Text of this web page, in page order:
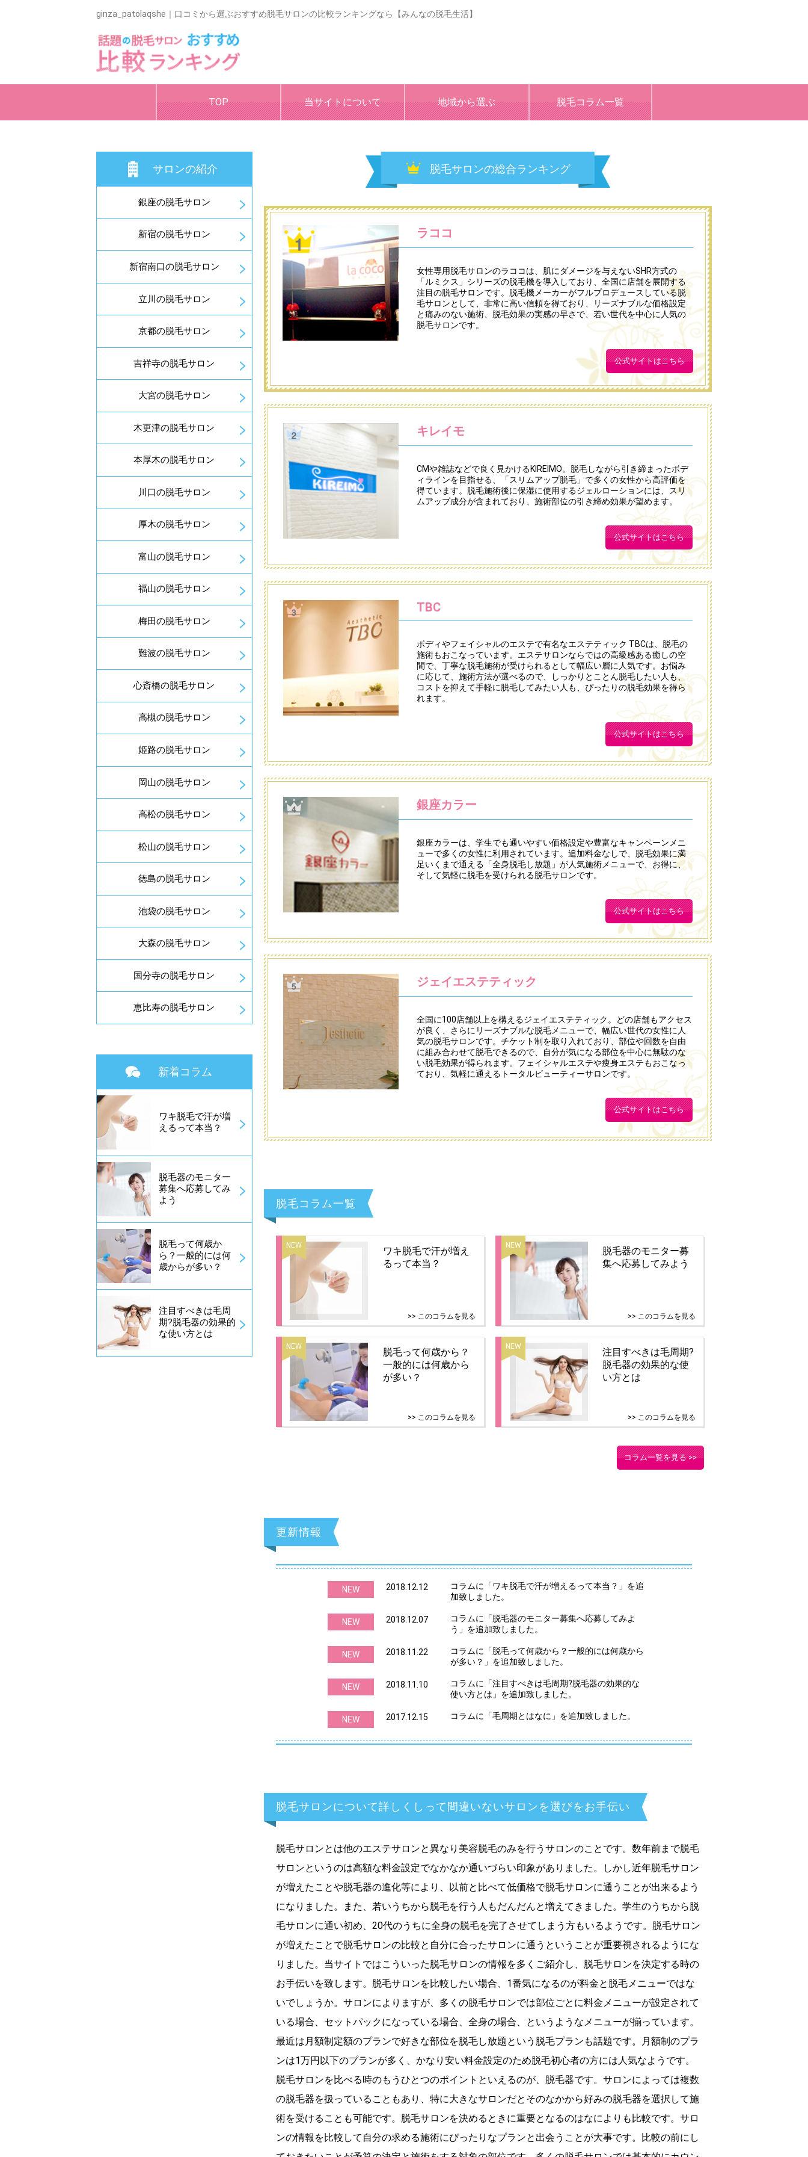
ginza_patolaqshe｜口コミから選ぶおすすめ脱毛サロンの比較ランキングなら【みんなの脱毛生活】
TOP 当サイトについて 地域から選ぶ 脱毛コラム一覧
脱毛サロンの総合ランキング
ラココ
女性専用脱毛サロンのラココは、肌にダメージを与えないSHR方式の
「ルミクス」シリーズの脱毛機を導入しており、全国に店舗を展開する
注目の脱毛サロンです。脱毛機メーカーがフルプロデュースしている脱
毛サロンとして、非常に高い信頼を得ており、リーズナブルな価格設定
と痛みのない施術、脱毛効果の実感の早さで、若い世代を中心に人気の
脱毛サロンです。
公式サイトはこちら
キレイモ
CMや雑誌などで良く見かけるKIREIMO。脱毛しながら引き締まったボデ
ィラインを目指せる、「スリムアップ脱毛」で多くの女性から高評価を
得ています。脱毛施術後に保湿に使用するジェルローションには、スリ
ムアップ成分が含まれており、施術部位の引き締め効果が望めます。
公式サイトはこちら
TBC
ボディやフェイシャルのエステで有名なエステティック TBCは、脱毛の
施術もおこなっています。エステサロンならではの高級感ある癒しの空
間で、丁寧な脱毛施術が受けられるとして幅広い層に人気です。お悩み
に応じて、施術方法が選べるので、しっかりとことん脱毛したい人も、
コストを抑えて手軽に脱毛してみたい人も、ぴったりの脱毛効果を得ら
れます。
公式サイトはこちら
銀座カラー
銀座カラーは、学生でも通いやすい価格設定や豊富なキャンペーンメニ
ューで多くの女性に利用されています。追加料金なしで、脱毛効果に満
足いくまで通える「全身脱毛し放題」が人気施術メニューで、お得に、
そして気軽に脱毛を受けられる脱毛サロンです。
公式サイトはこちら
ジェイエステティック
全国に100店舗以上を構えるジェイエステティック。どの店舗もアクセス
が良く、さらにリーズナブルな脱毛メニューで、幅広い世代の女性に人
気の脱毛サロンです。チケット制を取り入れており、部位や回数を自由
に組み合わせて脱毛できるので、自分が気になる部位を中心に無駄のな
い脱毛効果が得られます。フェイシャルエステや痩身エステもおこなっ
ており、気軽に通えるトータルビューティーサロンです。
公式サイトはこちら
脱毛コラム一覧
ワキ脱毛で汗が増え
るって本当？
>> このコラムを見る
脱毛器のモニター募
集へ応募してみよう
>> このコラムを見る
脱毛って何歳から？
一般的には何歳から
が多い？
>> このコラムを見る
注目すべきは毛周期?
脱毛器の効果的な使
い方とは
>> このコラムを見る
コラム一覧を見る >>
更新情報
NEW 2018.12.12
コラムに「ワキ脱毛で汗が増えるって本当？」を追
加致しました。
NEW 2018.12.07
コラムに「脱毛器のモニター募集へ応募してみよ
う」を追加致しました。
NEW 2018.11.22
コラムに「脱毛って何歳から？一般的には何歳から
が多い？」を追加致しました。
NEW 2018.11.10
コラムに「注目すべきは毛周期?脱毛器の効果的な
使い方とは」を追加致しました。
NEW 2017.12.15 コラムに「毛周期とはなに」を追加致しました。
脱毛サロンについて詳しくしって間違いないサロンを選びをお手伝い
脱毛サロンとは他のエステサロンと異なり美容脱毛のみを行うサロンのことです。数年前まで脱毛
サロンというのは高額な料金設定でなかなか通いづらい印象がありました。しかし近年脱毛サロン
が増えたことや脱毛器の進化等により、以前と比べて低価格で脱毛サロンに通うことが出来るよう
になりました。また、若いうちから脱毛を行う人もだんだんと増えてきました。学生のうちから脱
毛サロンに通い初め、20代のうちに全身の脱毛を完了させてしまう方もいるようです。脱毛サロン
が増えたことで脱毛サロンの比較と自分に合ったサロンに通うということが重要視されるようにな
りました。当サイトではこういった脱毛サロンの情報を多くご紹介し、脱毛サロンを決定する時の
お手伝いを致します。脱毛サロンを比較したい場合、1番気になるのが料金と脱毛メニューではな
いでしょうか。サロンによりますが、多くの脱毛サロンでは部位ごとに料金メニューが設定されて
いる場合、セットパックになっている場合、全身の場合、というようなメニューが揃っています。
最近は月額制定額のプランで好きな部位を脱毛し放題という脱毛プランも話題です。月額制のプラ
ンは1万円以下のプランが多く、かなり安い料金設定のため脱毛初心者の方には人気なようです。
脱毛サロンを比べる時のもうひとつのポイントといえるのが、脱毛器です。サロンによっては複数
の脱毛器を扱っていることもあり、特に大きなサロンだとそのなかから好みの脱毛器を選択して施
術を受けることも可能です。脱毛サロンを決めるときに重要となるのはなによりも比較です。サロ
ンの情報を比較して自分の求める施術にぴったりなプランと出会うことが大事です。比較の前にし
サロンの紹介
銀座の脱毛サロン
新宿の脱毛サロン
新宿南口の脱毛サロン
立川の脱毛サロン
京都の脱毛サロン
吉祥寺の脱毛サロン
大宮の脱毛サロン
木更津の脱毛サロン
本厚木の脱毛サロン
川口の脱毛サロン
厚木の脱毛サロン
富山の脱毛サロン
福山の脱毛サロン
梅田の脱毛サロン
難波の脱毛サロン
心斎橋の脱毛サロン
高槻の脱毛サロン
姫路の脱毛サロン
岡山の脱毛サロン
高松の脱毛サロン
松山の脱毛サロン
徳島の脱毛サロン
池袋の脱毛サロン
大森の脱毛サロン
国分寺の脱毛サロン
恵比寿の脱毛サロン
新着コラム
ワキ脱毛で汗が増
えるって本当？
脱毛器のモニター
募集へ応募してみ
よう
脱毛って何歳か
ら？一般的には何
歳からが多い？
注目すべきは毛周
期?脱毛器の効果的
な使い方とは